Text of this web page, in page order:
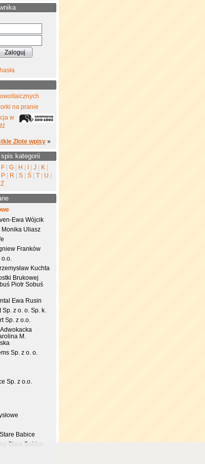
na pranie
w
Złote wpisy »
kategorii
F G H J K
P R S Ś T U
Ż
Ewa Wójcik
Monika Uliasz
Franków
o.o.
Kuchta
Brukowej
Piotr Sobuś
Ewa Rusin
Sp. z o. o. Sp. k.
Sp. z o.o.
M.
Sp. z o. o.
Sp. z o.o.
Babice
Stare Babice